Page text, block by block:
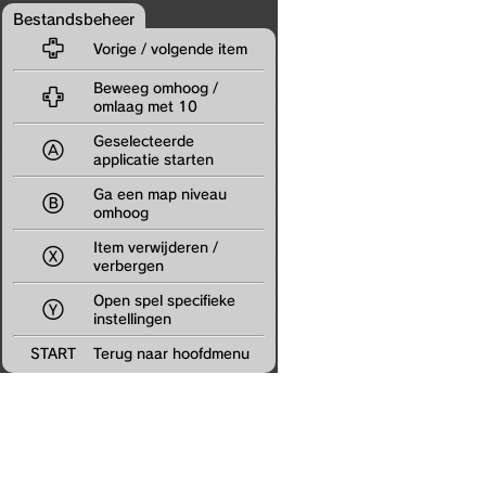
Bestandsbeheer
 Vorige / volgende item

Beweeg omhoog /
omlaag met 10

Geselecteerde
applicatie starten

Ga een map niveau
omhoog

Item verwijderen /
verbergen

Open spel specifieke
instellingen
START
Terug naar hoofdmenu